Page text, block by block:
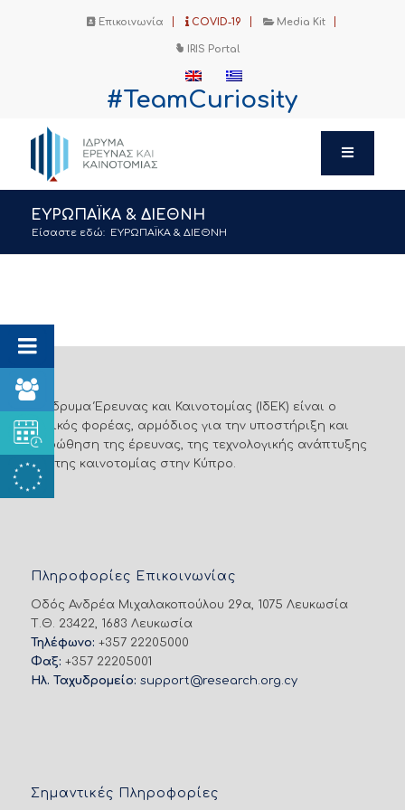
Επικοινωνία COVID-19 Media Kit
IRIS Portal
#TeamCuriosity
ΕΥΡΩΠΑΪΚΑ & ΔΙΕΘΝΗ
Είσαστε εδώ: ΕΥΡΩΠΑΪΚΑ & ΔΙΕΘΝΗ
Το Ίδρυμα Έρευνας και Καινοτομίας (ΙδΕΚ) είναι ο
εθνικός φορέας, αρμόδιος για την υποστήριξη και
προώθηση της έρευνας, της τεχνολογικής ανάπτυξης
και της καινοτομίας στην Κύπρο.
Πληροφορίες Επικοινωνίας
Οδός Ανδρέα Μιχαλακοπούλου 29α, 1075 Λευκωσία
Τ.Θ. 23422, 1683 Λευκωσία
Τηλέφωνο: +357 22205000
Φαξ: +357 22205001
Ηλ. Ταχυδρομείο: support@research.org.cy
Σημαντικές Πληροφορίες